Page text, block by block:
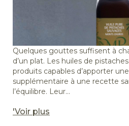
Quelques gouttes suffisent à
d’un plat. Les huiles de
produits capables d’apporter
supplémentaire à une recette
l’équilibre. Leur...
'Voir plus